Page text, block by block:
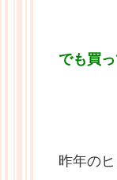
でも買
昨年の